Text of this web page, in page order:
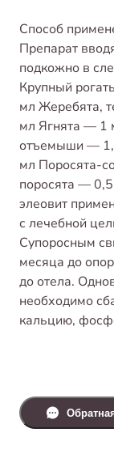
Способ
Препарат
подкожно в
Крупный
мл Жеребята,
мл Ягнята — 1
отъемыши —
мл Поросята-
поросята —
элеовит
с лечебной
Супоросным
месяца до
до отела.
необходимо
кальцию,